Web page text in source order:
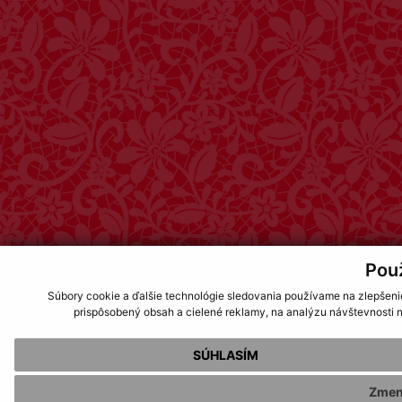
Súbory cookie a ďalšie technológie sledovania používame na
prispôsobený obsah a cielené reklamy, na analýzu
SÚHLASÍM